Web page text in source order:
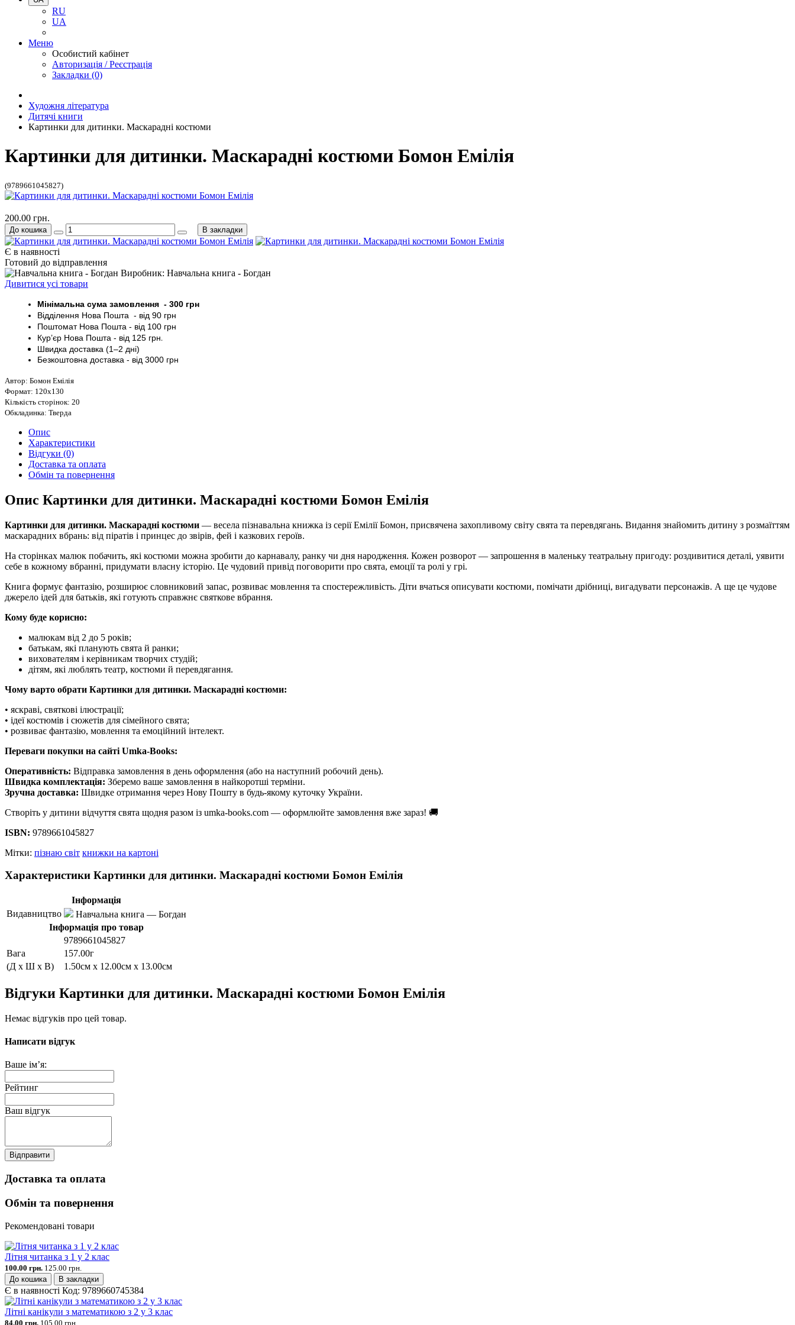
RU
UA
Меню
Особистий кабінет
Авторизація / Реєстрація
Закладки (0)
Художня література
Дитячі книги
Картинки для дитинки. Маскарадні костюми
Картинки для дитинки. Маскарадні костюми Бомон Емілія
(9789661045827)
Є в наявності
Готовий до відправлення
Виробник: Навчальна книга - Богдан
Дивитися усі товари
Мінімальна сума замовлення - 300 грн
Відділення Нова Пошта - від 90 грн
ПоштоматНова Пошта - від 100 грн
Кур’єр Нова Пошта - від 125 грн.
Швидка доставка (1–2 дні)
Безкоштовна доставка - від 3000 грн
Автор: Бомон Емілія
Формат: 120х130
Кількість сторінок: 20
Обкладинка: Тверда
200.00 грн.
До кошика В закладки
Опис
Характеристики
Відгуки (0)
Доставка та оплата
Обмін та повернення
Опис Картинки для дитинки. Маскарадні костюми Бомон Емілія
Картинки для дитинки. Маскарадні костюми — весела пізнавальна книжка із серії Емілії Бомон, присвячена захопливому світу свята та перевдягань. Видання знайомить дитину з розмаїттям
маскарадних вбрань: від піратів і принцес до звірів, фей і казкових героїв.
На сторінках малюк побачить, які костюми можна зробити до карнавалу, ранку чи дня народження. Кожен розворот — запрошення в маленьку театральну пригоду: роздивитися деталі, уявити
себе в кожному вбранні, придумати власну історію. Це чудовий привід поговорити про свята, емоції та ролі у грі.
Книга формує фантазію, розширює словниковий запас, розвиває мовлення та спостережливість. Діти вчаться описувати костюми, помічати дрібниці, вигадувати персонажів. А ще це чудове
джерело ідей для батьків, які готують справжнє святкове вбрання.
Кому буде корисно:
малюкам від 2 до 5 років;
батькам, які планують свята й ранки;
вихователям і керівникам творчих студій;
дітям, які люблять театр, костюми й перевдягання.
Чому варто обрати Картинки для дитинки. Маскарадні костюми:
• яскраві, святкові ілюстрації;
• ідеї костюмів і сюжетів для сімейного свята;
• розвиває фантазію, мовлення та емоційний інтелект.
Переваги покупки на сайті Umka-Books:
Оперативність: Відправка замовлення в день оформлення (або на наступний робочий день).
Швидка комплектація: Зберемо ваше замовлення в найкоротші терміни.
Зручна доставка: Швидке отримання через Нову Пошту в будь-якому куточку України.
Створіть у дитини відчуття свята щодня разом із umka-books.com — оформлюйте замовлення вже зараз! 🚚
ISBN: 9789661045827
Мітки: пізнаю світ книжки на картоні
Характеристики Картинки для дитинки. Маскарадні костюми Бомон Емілія
Інформація
Видавництво
Навчальна книга — Богдан
Інформація про товар
9789661045827
Вага
157.00г
(Д x Ш x В)
1.50см x 12.00см x 13.00см
Відгуки Картинки для дитинки. Маскарадні костюми Бомон Емілія
Немає відгуків про цей товар.
Написати відгук
Ваше ім’я:
Рейтинг
Ваш відгук
Відправити
Доставка та оплата
Обмін та повернення
Рекомендовані товари
Літня читанка з 1 у 2 клас
100.00 грн. 125.00 грн.
До кошика
В закладки
Є в наявності Код: 9789660745384
Літні канікули з математикою з 2 у 3 клас
84.00 грн. 105.00 грн.